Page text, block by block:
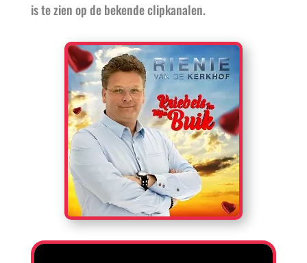
is te zien op de bekende clipkanalen.